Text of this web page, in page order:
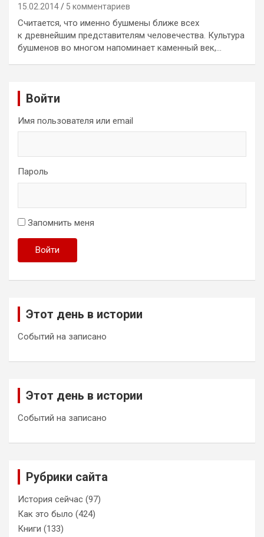
15.02.2014 5 комментариев
Считается, что именно бушмены ближе всех
к древнейшим представителям человечества. Культура
бушменов во многом напоминает каменный век,…
Войти
Имя пользователя или email
Пароль
Запомнить меня
Войти
Этот день в истории
Событий на записано
Этот день в истории
Событий на записано
Рубрики сайта
История сейчас (97)
Как это было (424)
Книги (133)